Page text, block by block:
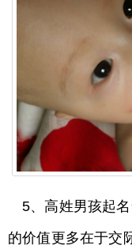
5、高姓男孩起
的价值更多在于交